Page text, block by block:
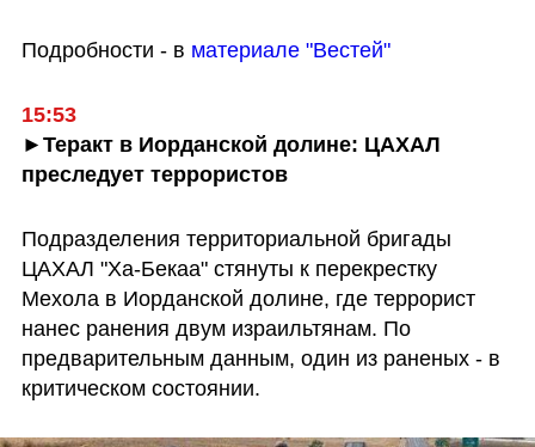
Подробности - в материале "Вестей"
15:53
►Теракт в Иорданской долине: ЦАХАЛ
преследует террористов
Подразделения территориальной бригады
ЦАХАЛ "Ха-Бекаа" стянуты к перекрестку
Мехола в Иорданской долине, где террорист
нанес ранения двум израильтянам. По
предварительным данным, один из раненых - в
критическом состоянии.